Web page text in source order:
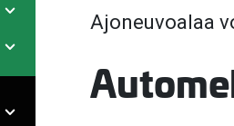
Avaa/sulje alavalikkoAjoneuvoalaa